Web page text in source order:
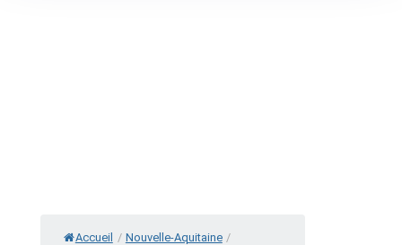
Accueil / Nouvelle-Aquitaine /